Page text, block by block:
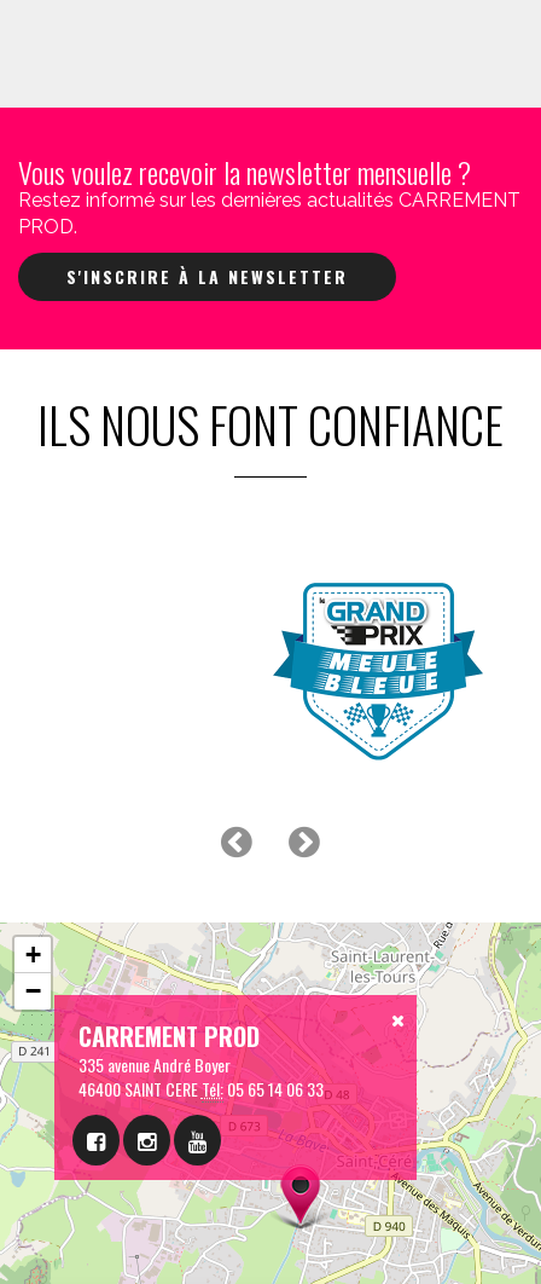
Vous voulez recevoir la newsletter mensuelle ?
Restez informé sur les dernières actualités CARREMENT
PROD.
S'INSCRIRE À LA NEWSLETTER
ILS NOUS FONT CONFIANCE
CARREMENT PROD
335 avenue André Boyer
46400 SAINT CERETél:05 65 14 06 33
+
−